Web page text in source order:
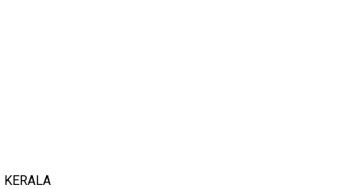
KERALA